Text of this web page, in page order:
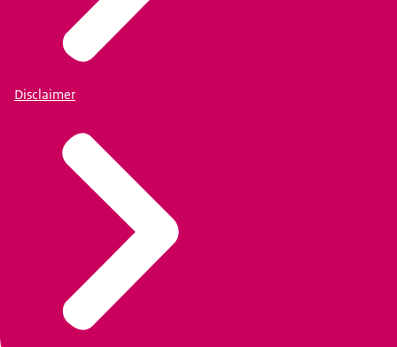
Disclaimer